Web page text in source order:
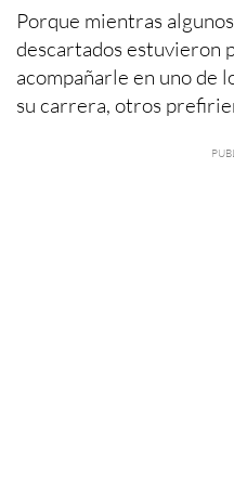
Porque mientras
descartados estuvieron
acompañarle en uno de
su carrera, otros